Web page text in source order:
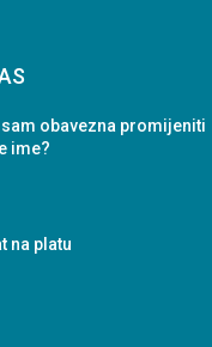
sam obavezna promijeniti
ime?
na platu